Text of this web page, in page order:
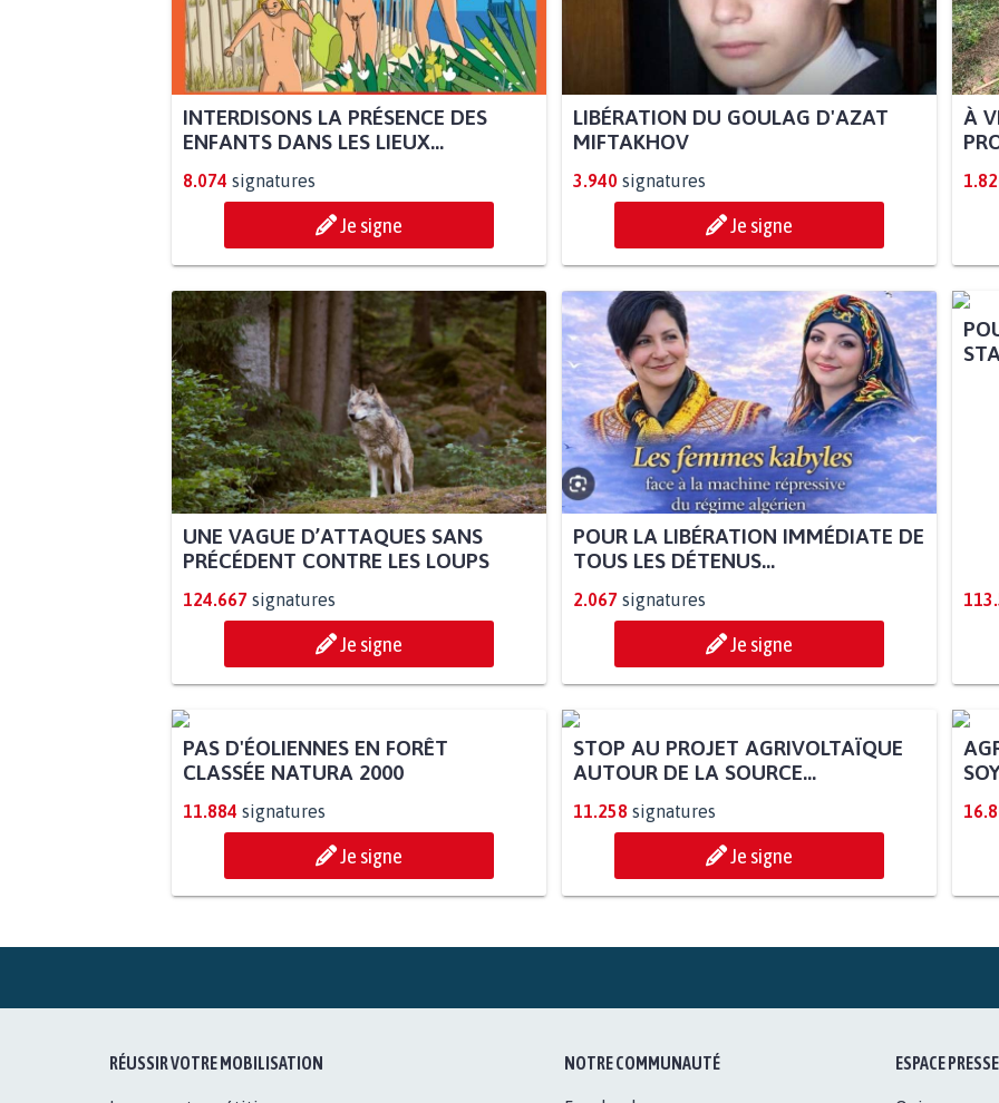
INTERDISONS LA PRÉSENCE DES
ENFANTS DANS LES LIEUX...
8.074 signatures
Je signe
LIBÉRATION DU GOULAG D'AZAT
MIFTAKHOV
3.940 signatures
Je signe
À
UNE VAGUE D’ATTAQUES SANS
PRÉCÉDENT CONTRE LES LOUPS
124.667 signatures
Je signe
POUR LA LIBÉRATION IMMÉDIATE DE
TOUS LES DÉTENUS...
2.067 signatures
Je signe
PAS D'ÉOLIENNES EN FORÊT
CLASSÉE NATURA 2000
11.884 signatures
Je signe
STOP AU PROJET AGRIVOLTAÏQUE
AUTOUR DE LA SOURCE...
11.258 signatures
Je signe
RÉUSSIR VOTRE MOBILISATION NOTRE COMMUNAUTÉ ESPACE PRESSE